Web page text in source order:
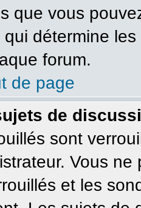
que vous
détermine
forum.
de page
de
sont
Vous
et les